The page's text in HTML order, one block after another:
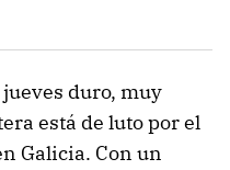
jueves duro, muy
está de luto por el
Galicia. Con un